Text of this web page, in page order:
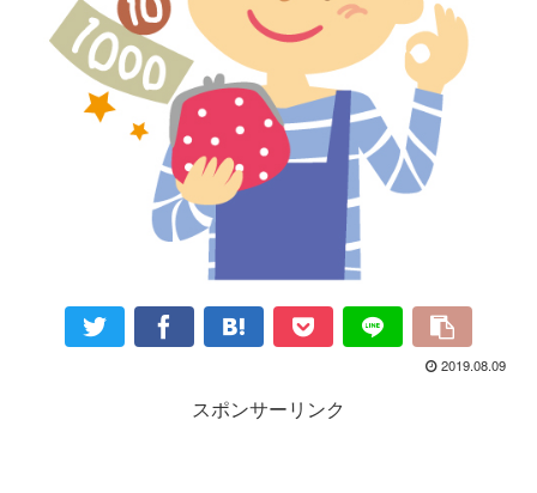
2019.08.09
スポンサーリンク